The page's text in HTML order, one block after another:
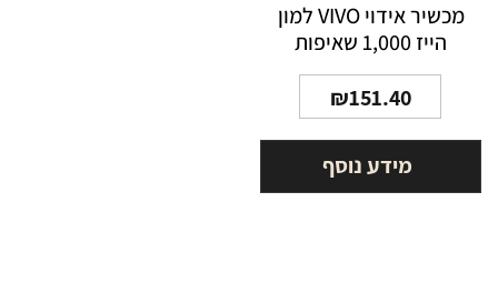
מכשיר אידוי VIVO למון
הייז 1,000 שאיפות
₪151.40
מידע נוסף